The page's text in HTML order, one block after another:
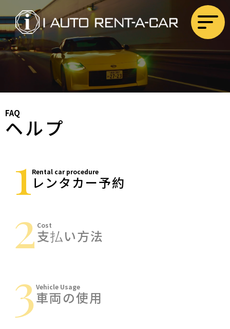
FAQ
ヘルプ
1 Rental car procedure
レンタカー予約
2 Cost
支払い方法
3 Vehicle Usage
車両の使用